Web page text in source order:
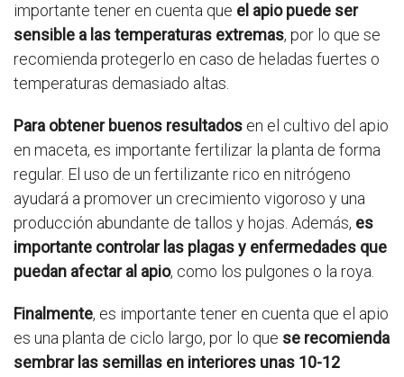
importante tener en cuenta que el apio puede ser
sensible a las temperaturas extremas, por lo que se
recomienda protegerlo en caso de heladas fuertes o
temperaturas demasiado altas.
Para obtener buenos resultados en el cultivo del apio
en maceta, es importante fertilizar la planta de forma
regular. El uso de un fertilizante rico en nitrógeno
ayudará a promover un crecimiento vigoroso y una
producción abundante de tallos y hojas. Además, es
importante controlar las plagas y enfermedades que
puedan afectar al apio, como los pulgones o la roya.
Finalmente, es importante tener en cuenta que el apio
es una planta de ciclo largo, por lo que se recomienda
sembrar las semillas en interiores unas 10-12